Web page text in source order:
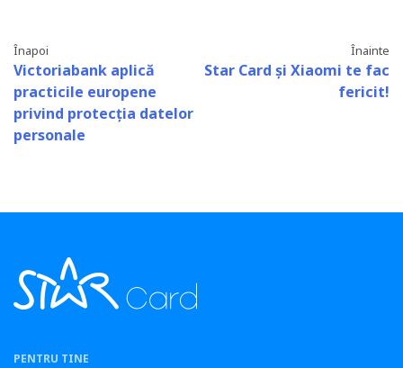
Înapoi
Victoriabank aplică
practicile europene
privind protecția datelor
personale
Înainte
Star Card și Xiaomi te fac
fericit!
PENTRU TINE